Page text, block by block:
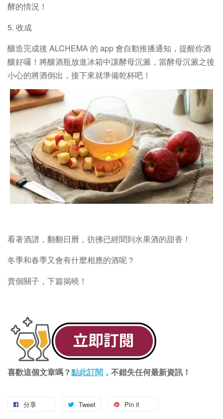
酵的情況！
5. 收成
釀造完成後 ALCHEMA 的 app 會自動推播通知，提醒你酒
釀好囉！將釀酒瓶放進冰箱中讓酵母沉澱，當酵母沉澱之後
小心的將酒倒出，接下來就準備乾杯吧！
看著酒譜，翻翻日曆，彷彿已經聞到水果酒的甜香！
冬季和春季又會有什麼相應的酒呢？
賣個關子，下篇揭曉！
喜歡這個文章嗎？點此訂閱 ，不錯失任何最新資訊！
分享 Tweet Pin it